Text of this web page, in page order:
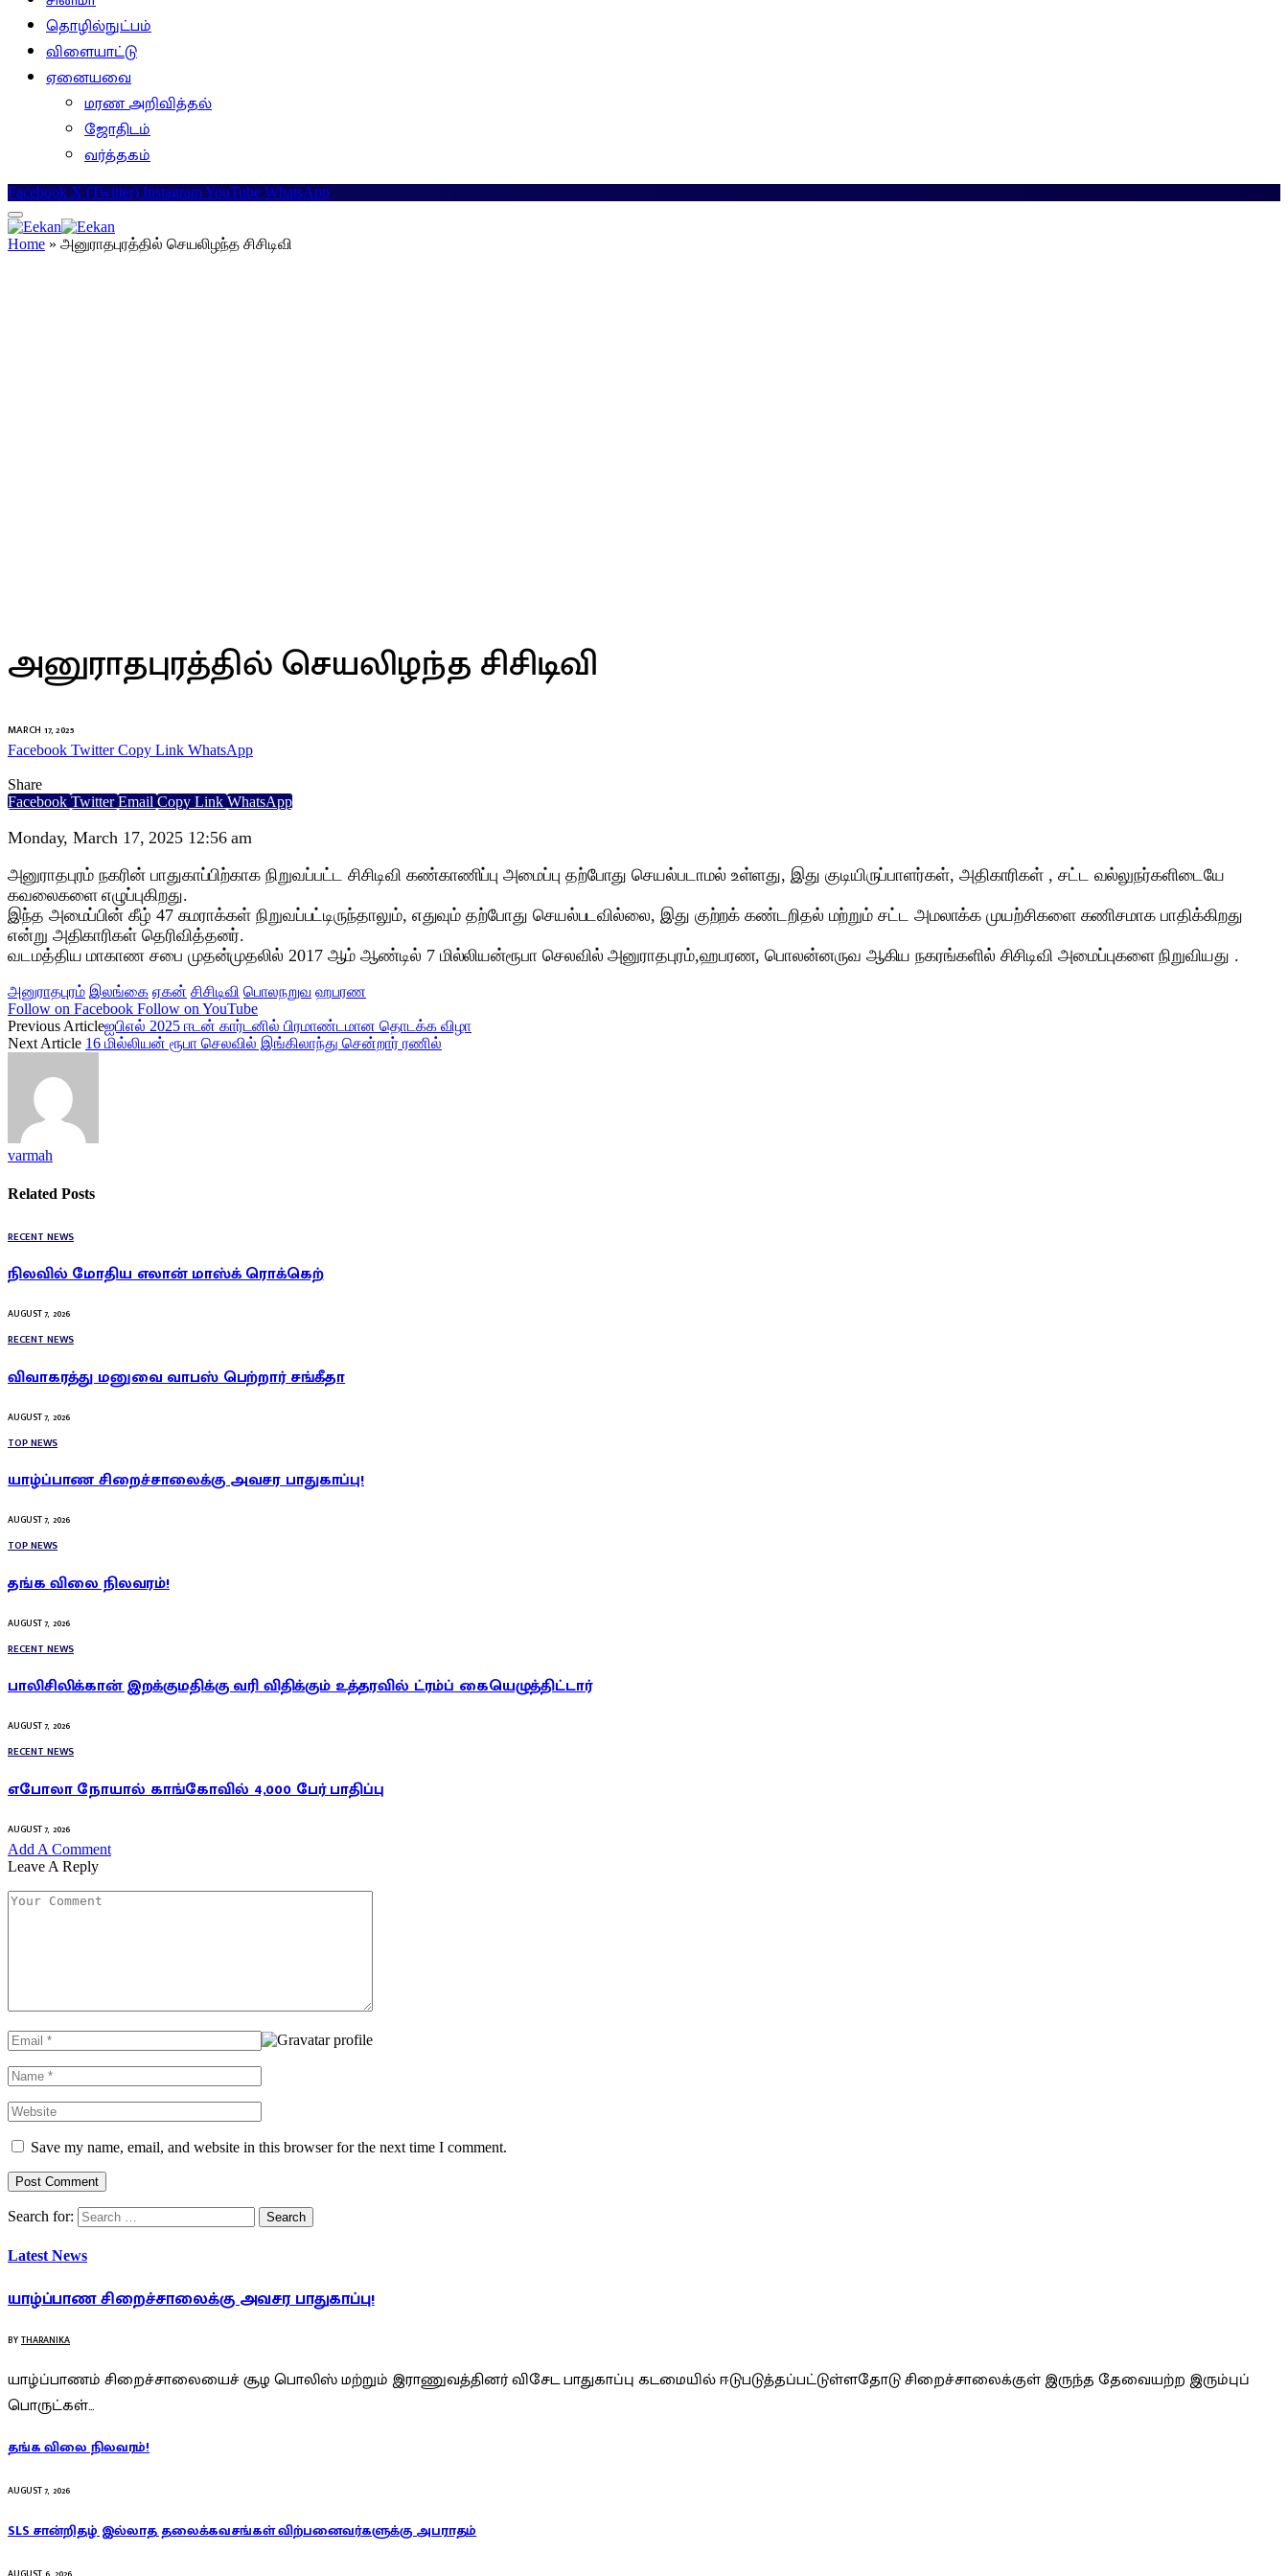
தொழில்நுட்பம்
விளையாட்டு
ஏனையவை
மரண அறிவித்தல்
ஜோதிடம்
வர்த்தகம்
Facebook X (Twitter) InstagramYouTube WhatsApp
Home » அனுராதபுரத்தில் செயலிழந்த சிசிடிவி
அனுராதபுரத்தில் செயலிழந்த சிசிடிவி
MARCH 17, 2025
Facebook Twitter Copy Link WhatsApp
Share
Facebook Twitter Email Copy Link WhatsApp
Monday, March 17, 2025 12:56 am
அனுராதபுரம் நகரின் பாதுகாப்பிற்காக நிறுவப்பட்ட சிசிடிவி கண்காணிப்பு அமைப்பு தற்போது செயல்படாமல் உள்ளது, இது குடியிருப்பாளர்கள், அதிகாரிகள் , சட்ட வல்லுநர்களிடையே
கவலைகளை எழுப்புகிறது.
இந்த அமைப்பின் கீழ் 47 கமராக்கள் நிறுவப்பட்டிருந்தாலும், எதுவும் தற்போது செயல்படவில்லை, இது குற்றக் கண்டறிதல் மற்றும் சட்ட அமலாக்க முயற்சிகளை கணிசமாக பாதிக்கிறது
என்று அதிகாரிகள் தெரிவித்தனர்.
வடமத்திய மாகாண சபை முதன்முதலில் 2017 ஆம் ஆண்டில் 7 மில்லியன்ரூபா செலவில் அனுராதபுரம்,ஹபரண, பொலன்னருவ ஆகிய நகரங்களில் சிசிடிவி அமைப்புகளை நிறுவியது .
அனுராதபுரம் இலங்கை ஏகன் சிசிடிவி பொலநறுவ ஹபரண
Follow on Facebook Follow on YouTube
Previous Articleஐபிஎல் 2025 ஈடன் கார்டனில் பிரமாண்டமான தொடக்க விழா
Next Article 16 மில்லியன் ரூபா செலவில் இங்கிலாந்து சென்றார் ரணில்
varmah
Related Posts
RECENT NEWS
நிலவில் மோதிய எலான் மாஸ்க் ரொக்கெற்
AUGUST 7, 2026
RECENT NEWS
விவாகரத்து மனுவை வாபஸ் பெற்றார் சங்கீதா
AUGUST 7, 2026
TOP NEWS
யாழ்ப்பாண சிறைச்சாலைக்கு அவசர பாதுகாப்பு!
AUGUST 7, 2026
TOP NEWS
தங்க விலை நிலவரம்!
AUGUST 7, 2026
RECENT NEWS
பாலிசிலிக்கான் இறக்குமதிக்கு வரி விதிக்கும் உத்தரவில் ட்ரம்ப் கையெழுத்திட்டார்
AUGUST 7, 2026
RECENT NEWS
எபோலா நோயால் காங்கோவில் 4,000 பேர் பாதிப்பு
AUGUST 7, 2026
Add A Comment
Leave A Reply
Save my name, email, and website in this browser for the next time I comment.
Search for:
Latest News
யாழ்ப்பாண சிறைச்சாலைக்கு அவசர பாதுகாப்பு!
BYTHARANIKA
யாழ்ப்பாணம் சிறைச்சாலையைச் சூழ பொலிஸ் மற்றும் இராணுவத்தினர் விசேட பாதுகாப்பு கடமையில் ஈடுபடுத்தப்பட்டுள்ளதோடு சிறைச்சாலைக்குள் இருந்த தேவையற்ற இரும்புப்
பொருட்கள்…
தங்க விலை நிலவரம்!
AUGUST 7, 2026
SLS சான்றிதழ் இல்லாத தலைக்கவசங்கள் விற்பனைவர்களுக்கு அபராதம்